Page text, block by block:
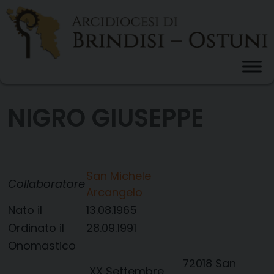
Skip
content
Collaboratore
San Michele
Arcangelo
Nato il
13.08.1965
Ordinato il
28.09.1991
Onomastico
72018 San